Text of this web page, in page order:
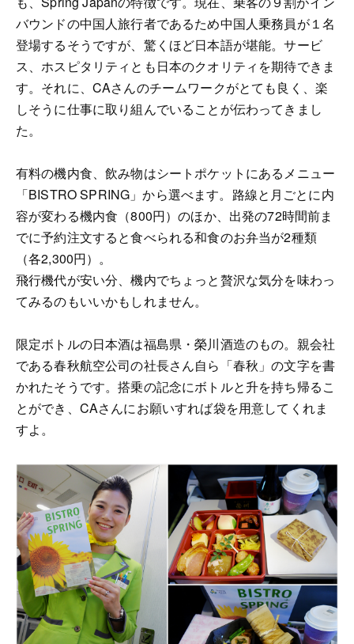
バウンドの中国人旅行者であるため中国人乗務員が１名
登場するそうですが、驚くほど日本語が堪能。サービ
ス、ホスピタリティとも日本のクオリティを期待できま
す。それに、CAさんのチームワークがとても良く、楽
しそうに仕事に取り組んでいることが伝わってきまし
た。
有料の機内食、飲み物はシートポケットにあるメニュー
「BISTRO SPRING」から選べます。路線と月ごとに内
容が変わる機内食（800円）のほか、出発の72時間前ま
でに予約注文すると食べられる和食のお弁当が2種類
（各2,300円）。
飛行機代が安い分、機内でちょっと贅沢な気分を味わっ
てみるのもいいかもしれません。
限定ボトルの日本酒は福島県・榮川酒造のもの。親会社
である春秋航空公司の社長さん自ら「春秋」の文字を書
かれたそうです。搭乗の記念にボトルと升を持ち帰るこ
とができ、CAさんにお願いすれば袋を用意してくれま
すよ。